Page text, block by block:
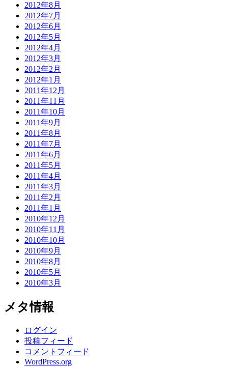
2012年8月
2012年7月
2012年6月
2012年5月
2012年4月
2012年3月
2012年2月
2012年1月
2011年12月
2011年11月
2011年10月
2011年9月
2011年8月
2011年7月
2011年6月
2011年5月
2011年4月
2011年3月
2011年2月
2011年1月
2010年12月
2010年11月
2010年10月
2010年9月
2010年8月
2010年5月
2010年3月
メタ情報
ログイン
投稿フィード
コメントフィード
WordPress.org